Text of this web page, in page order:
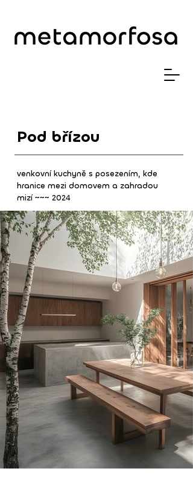
Pod břízou
venkovní kuchyně s posezením, kde
hranice mezi domovem a zahradou
mizí~~~ 2024